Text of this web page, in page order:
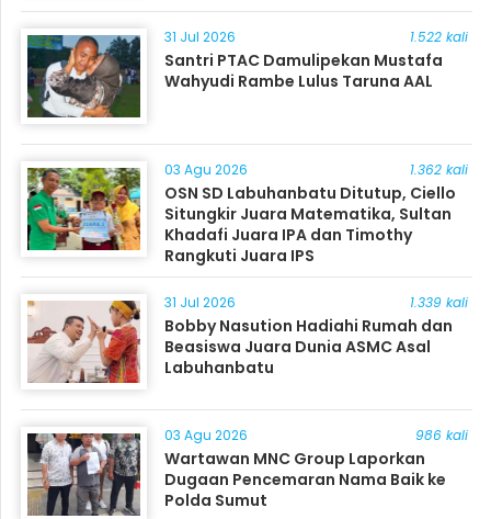
31 Jul 2026 1.522 kali
Santri PTAC Damulipekan Mustafa
Wahyudi Rambe Lulus Taruna AAL
03 Agu 2026 1.362 kali
OSN SD Labuhanbatu Ditutup, Ciello
Situngkir Juara Matematika, Sultan
Khadafi Juara IPA dan Timothy
Rangkuti Juara IPS
31 Jul 2026 1.339 kali
Bobby Nasution Hadiahi Rumah dan
Beasiswa Juara Dunia ASMC Asal
Labuhanbatu
03 Agu 2026 986 kali
Wartawan MNC Group Laporkan
Dugaan Pencemaran Nama Baik ke
Polda Sumut